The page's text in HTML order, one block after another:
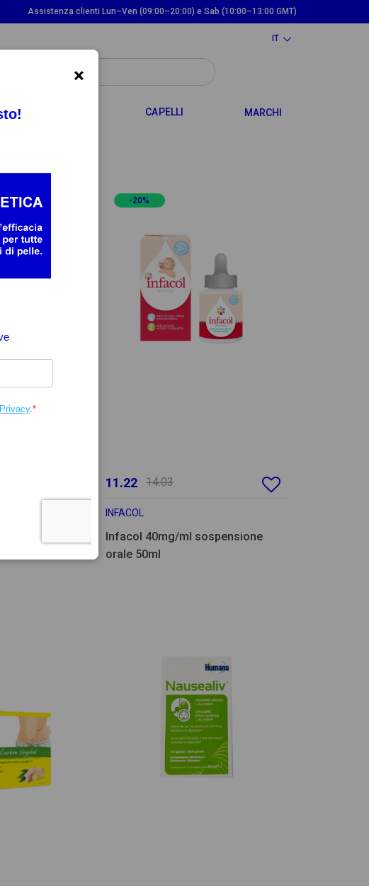
Assistenza clienti Lun–Ven (09:00–20:00) e Sab (10:00–13:00 GMT)
IT
E MAMMA TOGGLE DROPDOWN
CAPELLI TOGGLE DROPDOWN
MARCHI
Gotas 8ml
-20%
11.22 14.03
INFACOL
Infacol 40mg/ml sospensione
orale 50ml
×